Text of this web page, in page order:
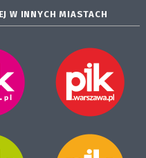
W INNYCH MIASTACH